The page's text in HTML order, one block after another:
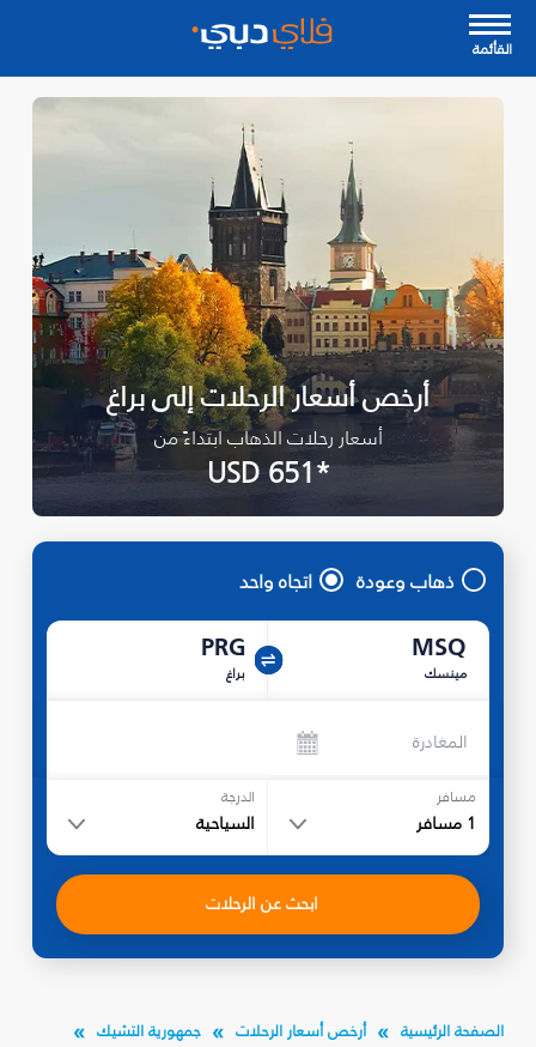
القأئمة
أرخص أسعار الرحلات إلى براغ
أسعار رحلات الذهاب ابتداءً من
*USD 651
ذهاب وعودة اتجاه واحد
MSQ
مينسك
PRG
براغ
المغادرة
مسافر
1 مسافر
الدرجة
السياحية
ابحث عن الرحلات
الصفحة الرئيسية أرخص أسعار الرحلات
جمهورية التشيك